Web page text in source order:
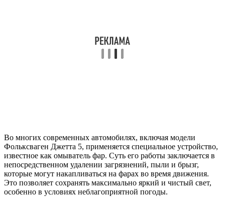
Во многих современных автомобилях, включая модели
Фольксваген Джетта 5, применяется специальное устройство,
известное как омыватель фар. Суть его работы заключается в
непосредственном удалении загрязнений, пыли и брызг,
которые могут накапливаться на фарах во время движения.
Это позволяет сохранять максимально яркий и чистый свет,
особенно в условиях неблагоприятной погоды.